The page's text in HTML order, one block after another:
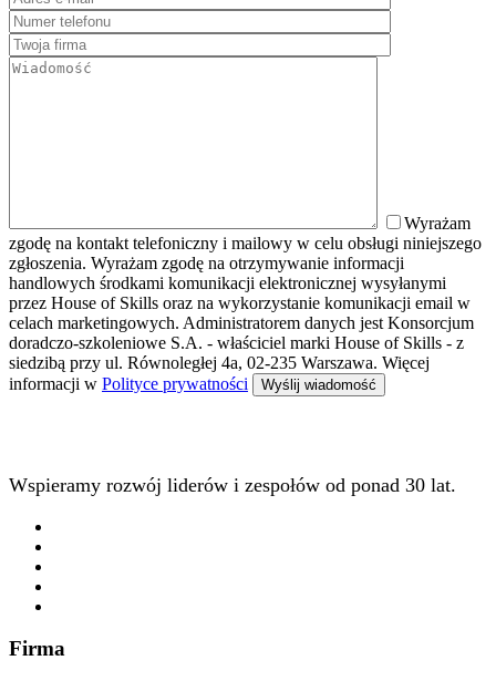
Wyrażam
zgodę na kontakt telefoniczny i mailowy w celu obsługi niniejszego
zgłoszenia. Wyrażam zgodę na otrzymywanie informacji
handlowych środkami komunikacji elektronicznej wysyłanymi
przez House of Skills oraz na wykorzystanie komunikacji email w
celach marketingowych. Administratorem danych jest Konsorcjum
doradczo-szkoleniowe S.A. - właściciel marki House of Skills - z
siedzibą przy ul. Równoległej 4a, 02-235 Warszawa. Więcej
informacji w Polityce prywatności
Wspieramy rozwój liderów i zespołów od ponad 30 lat.
Firma